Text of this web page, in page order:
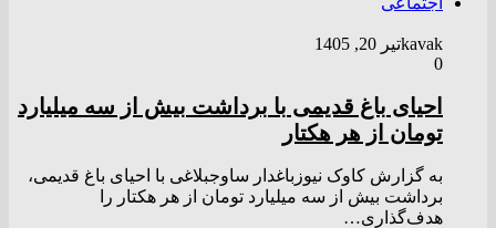
kavakتیر 20, 1405
0
احیای باغ قدیمی با برداشت بیش از سه میلیارد
تومان از هر هکتار
به گزارش کاوک نیوزباغدار ساوجبلاغی با احیای باغ قدیمی،
برداشت بیش از سه میلیارد تومان از هر هکتار را
هدف‌گذاری…